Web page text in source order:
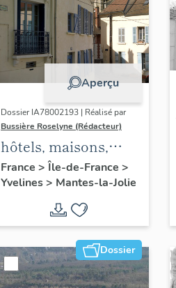
Aperçu
Dossier IA78002193 | Réalisé par
Bussière Roselyne (Rédacteur)
hôtels, maisons,
immeubles
France > Île-de-France >
Yvelines> Mantes-la-Jolie
Dossier